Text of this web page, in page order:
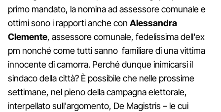
primo mandato, la nomina ad assessore comunale e
ottimi sono i rapporti anche con Alessandra
Clemente, assessore comunale, fedelissima dell'ex
pm nonché come tutti sanno familiare di una vittima
innocente di camorra. Perché dunque inimicarsi il
sindaco della città? È possibile che nelle prossime
settimane, nel pieno della campagna elettorale,
interpellato sull'argomento, De Magistris – le cui